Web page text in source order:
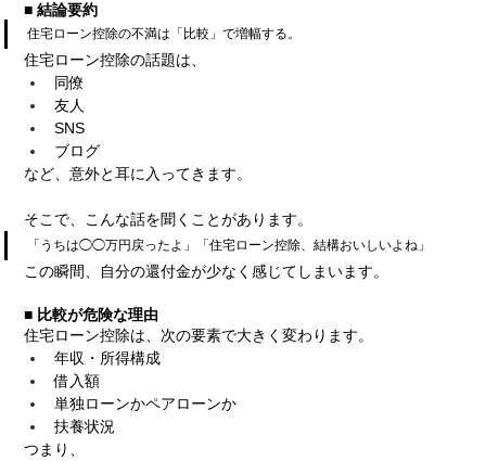
■ 結論要約
住宅ローン控除の不満は「比較」で増幅する。
住宅ローン控除の話題は、
同僚
友人
SNS
ブログ
など、意外と耳に入ってきます。
そこで、こんな話を聞くことがあります。
「うちは◯◯万円戻ったよ」「住宅ローン控除、結構おいしいよね」
この瞬間、自分の還付金が少なく感じてしまいます。
■ 比較が危険な理由
住宅ローン控除は、次の要素で大きく変わります。
年収・所得構成
借入額
単独ローンかペアローンか
扶養状況
つまり、